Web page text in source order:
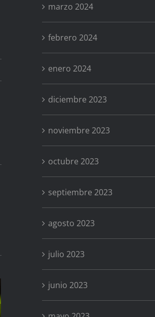
Anémona
marzo 2024
febrero 2024
enero 2024
diciembre 2023
noviembre 2023
octubre 2023
septiembre 2023
agosto 2023
julio 2023
junio 2023